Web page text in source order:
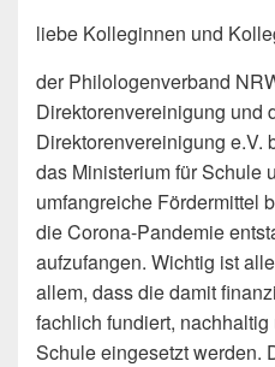
liebe Kolleginnen und
der Philologenverband
Direktorenvereinigung und
Direktorenvereinigung e.V.
das Ministerium für Schule
umfangreiche Fördermittel
die Corona-Pandemie
aufzufangen. Wichtig ist
allem, dass die damit
fachlich fundiert,
Schule eingesetzt werden.